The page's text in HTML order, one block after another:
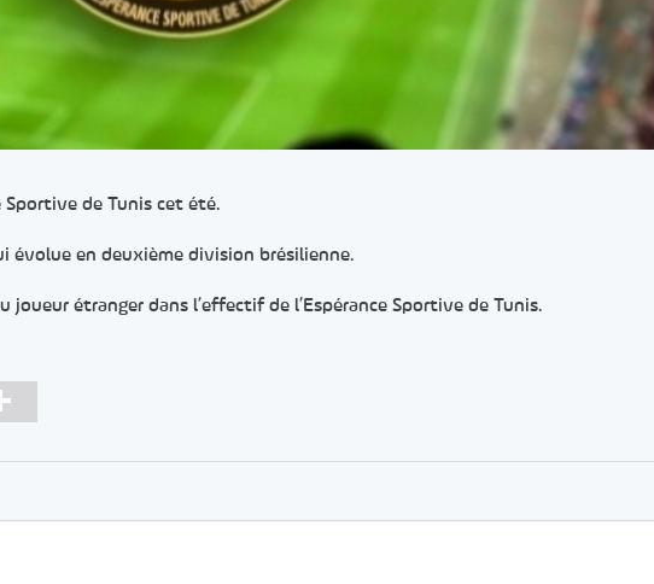
Sportive de Tunis cet été.
évolue en deuxième division brésilienne.
joueur étranger dans l’effectif de l’Espérance Sportive de Tunis.
Partager